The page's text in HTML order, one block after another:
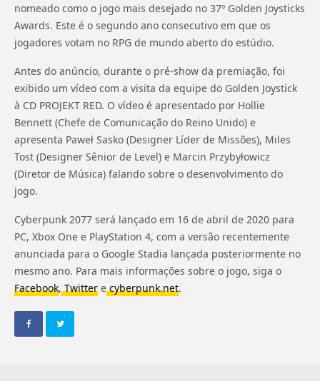
nomeado como o jogo mais desejado no 37º Golden Joysticks
Awards. Este é o segundo ano consecutivo em que os
jogadores votam no RPG de mundo aberto do estúdio.
Antes do anúncio, durante o pré-show da premiação, foi
exibido um vídeo com a visita da equipe do Golden Joystick
à CD PROJEKT RED. O vídeo é apresentado por Hollie
Bennett (Chefe de Comunicação do Reino Unido) e
apresenta Paweł Sasko (Designer Líder de Missões), Miles
Tost (Designer Sênior de Level) e Marcin Przybyłowicz
(Diretor de Música) falando sobre o desenvolvimento do
jogo.
Cyberpunk 2077 será lançado em 16 de abril de 2020 para
PC, Xbox One e PlayStation 4, com a versão recentemente
anunciada para o Google Stadia lançada posteriormente no
mesmo ano. Para mais informações sobre o jogo, siga o
Facebook, Twitter e cyberpunk.net.